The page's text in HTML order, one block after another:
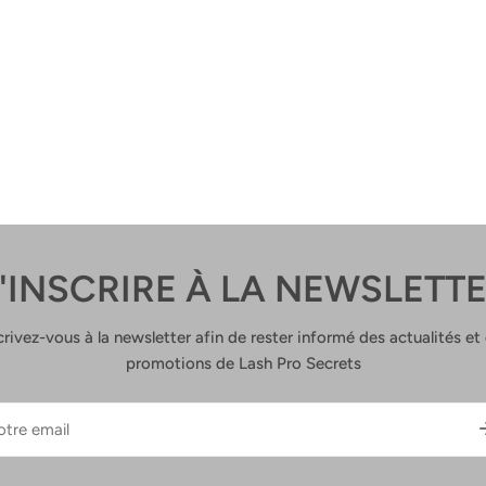
À LA
vous à la newsletter afin de rester informé des actualités et
promotions de Lash Pro Secrets